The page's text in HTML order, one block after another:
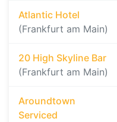
Atlantic Hotel
(Frankfurt am Main)
20 High Skyline Bar
(Frankfurt am Main)
Aroundtown
Serviced